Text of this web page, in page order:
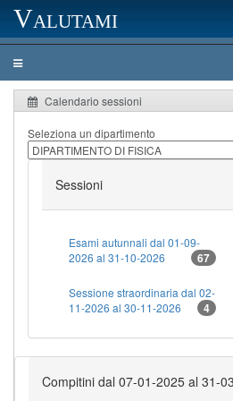
Valutami
Calendario sessioni
Seleziona un dipartimento
Sessioni
Esami autunnali dal 01-09-
2026 al 31-10-2026
67
Sessione straordinaria dal 02-
11-2026 al 30-11-2026
4
Compitini dal 07-01-2025 al 31-